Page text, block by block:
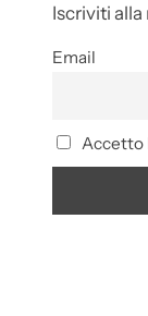
Iscriviti
Email
Accetto